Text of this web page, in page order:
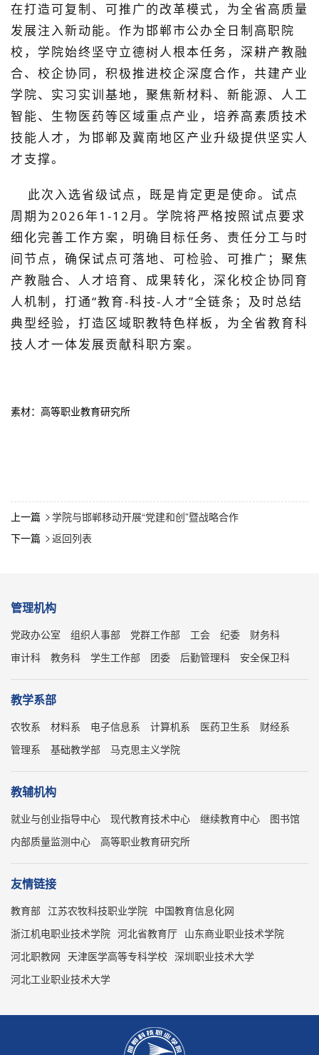
在打造可复制、可推广的改革模式，为全省高质量
发展注入新动能。作为邯郸市公办全日制高职院
校，学院始终坚守立德树人根本任务，深耕产教融
合、校企协同 ，积极推进校企深度合作，共建产业
学院、实习实训基地，聚焦新材料、新能源、人工
智能、生物医药等区域重点产业，培养高素质技术
技能人才，为邯郸及冀南地区产业升级提供坚实人
才支撑。
此次入选省级试点，既是肯定更是使命。 试点
周期为2026年1-12月 。 学院将严格按照试点要求
细化完善工作方案，明确目标任务、责任分工与时
间节点，确保试点可落地、可检验、可推广 ；聚焦
产教融合、人才培育、成果转化 ，深化校企协同育
人机制，打通“教育-科技-人才”全链条；及时总结
典型经验，打造区域职教特色样板，为全省教育科
技人才一体发展贡献科职方案。
素材： 高等职业教育研究所
上一篇  学院与邯郸移动开展“党建和创”暨战略合作
下一篇  返回列表
管理机构
党政办公室 组织人事部 党群工作部 工会 纪委
财务科
审计科
教务科 学生工作部 团委 后勤管理科 安全保卫科
教学系部
农牧系 材料系 电子信息系 计算机系 医药卫生系
财经系
管理系
基础教学部 马克思主义学院
教辅机构
就业与创业指导中心 现代教育技术中心 继续教育中心
图书馆
内部质量监测中心
高等职业教育研究所
友情链接
教育部 江苏农牧科技职业学院 中国教育信息化网
浙江机电职业技术学院 河北省教育厅 山东商业职业技术学院
河北职教网 天津医学高等专科学校 深圳职业技术大学
河北工业职业技术大学